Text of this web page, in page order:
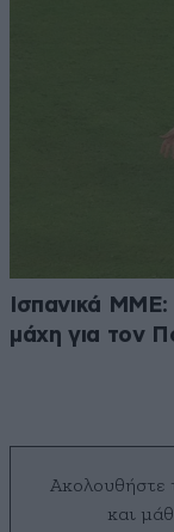
Ισπανικά ΜΜΕ:
μάχη για τον
Ακολουθήστε
και